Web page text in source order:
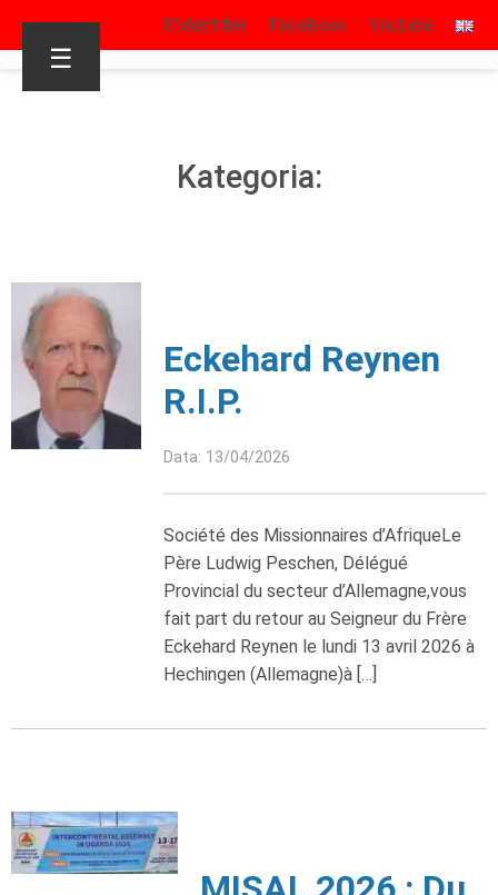
S’identifier Facebook Youtube
☰
Kategoria:
Eckehard Reynen
R.I.P.
Data: 13/04/2026
Société des Missionnaires d’AfriqueLe
Père Ludwig Peschen, Délégué
Provincial du secteur d’Allemagne,vous
fait part du retour au Seigneur du Frère
Eckehard Reynen le lundi 13 avril 2026 à
Hechingen (Allemagne)à […]